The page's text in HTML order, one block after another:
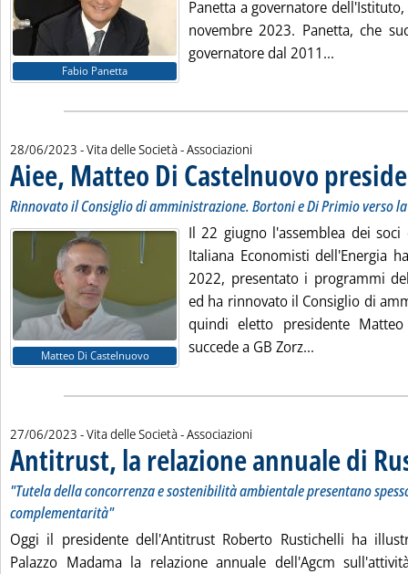
Fabio Panetta
Panetta a governatore
novembre 2023. Panetta, che
governatore dal 2011...
28/06/2023 - Vita delle Società - Associazioni
Aiee, Matteo Di Castelnuovo
Rinnovato il Consiglio di amministrazione. Bortoni e Di Primio verso
Matteo Di Castelnuovo
Il 22 giugno l'assemblea dei soci
Italiana Economisti dell'Energia
2022, presentato i programmi
ed ha rinnovato il Consiglio di
quindi eletto presidente
succede a GB Zorz...
27/06/2023 - Vita delle Società - Associazioni
Antitrust, la relazione annuale di
"Tutela della concorrenza e sostenibilità ambientale presentano
complementarità"
Oggi il presidente dell'Antitrust Roberto Rustichelli ha
Palazzo Madama la relazione annuale dell'Agcm